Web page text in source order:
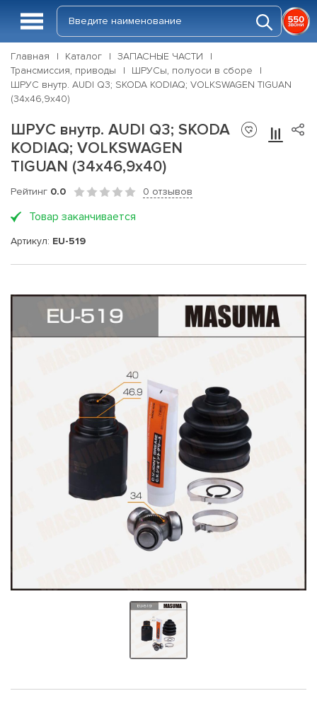
Главная Каталог
ЗАПАСНЫЕ ЧАСТИ
Трансмиссия, приводы
ШРУСы, полуоси в сборе
ШРУС внутр. AUDI Q3; SKODA KODIAQ; VOLKSWAGEN TIGUAN
(34х46,9х40)
ШРУС внутр. AUDI Q3; SKODA
KODIAQ; VOLKSWAGEN
TIGUAN (34х46,9х40)
Рейтинг 0.0 0 отзывов
Товар заканчивается
Артикул: EU-519